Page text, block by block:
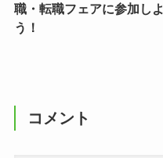
職・転職フェアに参加しよ
う！
コメント